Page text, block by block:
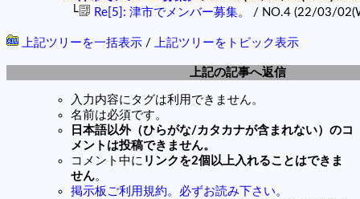
└ Re[5]: 津市でメンバー募集。 / NO.4 (22/03/
上記ツリーを一括表示 / 上記ツリーをトピック表示
上記の記事へ返信
入力内容にタグは利用できません。
名前は必須です。
日本語以外（ひらがな/カタカナが含まれない）のコ
メントは投稿できません。
コメント中に リンクを2個以上入れることはできま
せん。
掲示板ご利用規約。必ずお読み下さい。